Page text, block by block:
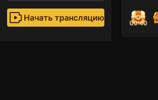
Начать трансляцию
00:40